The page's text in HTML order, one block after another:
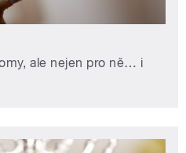
ale nejen pro ně… i